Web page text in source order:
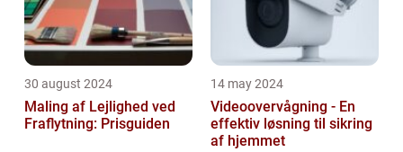
30 august 2024
Maling af Lejlighed ved
Fraflytning: Prisguiden
14 may 2024
Videoovervågning - En
effektiv løsning til sikring
af hjemmet